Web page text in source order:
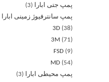
پمپ جتی ابارا
3
پمپ سانترفیوژ زمینی ابارا
3D 38
3M
71
FSD
9
MD
54
پمپ محیطی ابارا
3